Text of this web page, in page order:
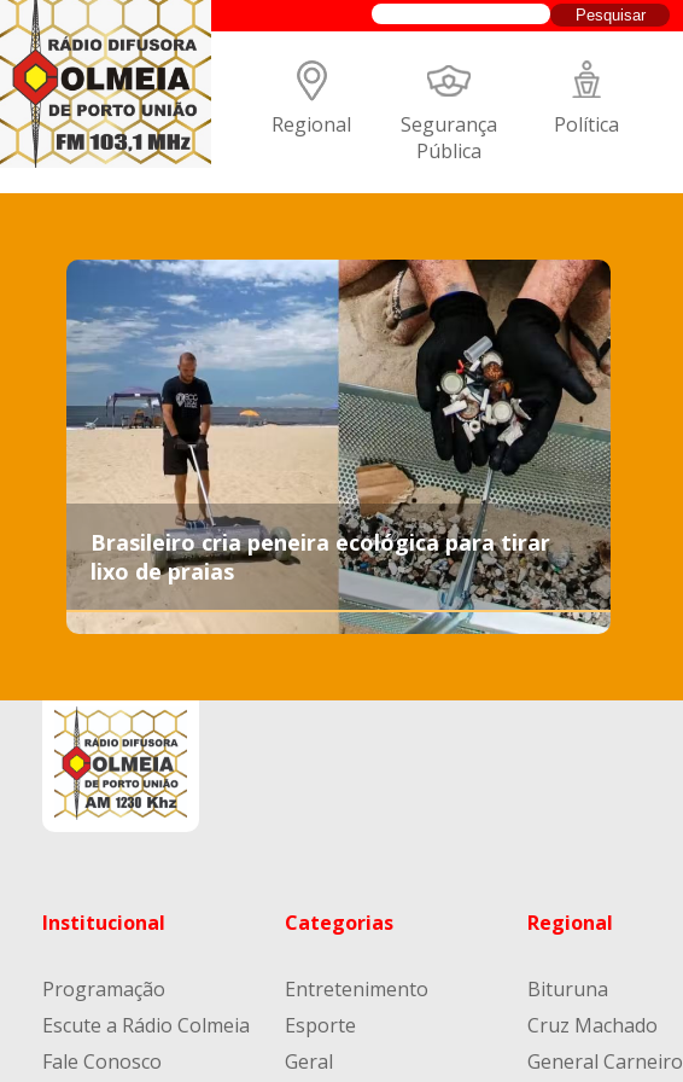
Regional Segurança
Pública
Política
Brasileiro cria peneira ecológica para tirar
lixo de praias
Institucional
Programação
Escute a Rádio Colmeia
Fale Conosco
Categorias
Entretenimento
Esporte
Geral
Regional
Bituruna
Cruz Machado
General Carneiro